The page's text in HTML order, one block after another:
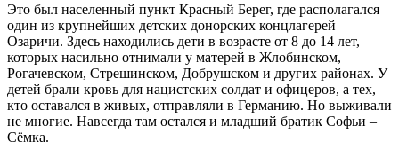
Это был населенный пункт Красный Берег, где располагался
один из крупнейших детских донорских концлагерей
Озаричи. Здесь находились дети в возрасте от 8 до 14 лет,
которых насильно отнимали у матерей в Жлобинском,
Рогачевском, Стрешинском, Добрушском и других районах. У
детей брали кровь для нацистских солдат и офицеров, а тех,
кто оставался в живых, отправляли в Германию. Но выживали
не многие. Навсегда там остался и младший братик Софьи –
Сёмка.